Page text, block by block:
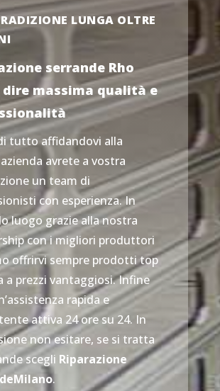
LUNGA OLTRE
serrande Rho
massima qualità e
tutto affidandovi alla
avrete a vostra
un team di
con esperienza. In
luogo grazie alla nostra
con i migliori produttori
offrirvi sempre prodotti top
a prezzi vantaggiosi. Infine
rapida e
attiva 24 ore su 24. In
non esitare, se si tratta
scegli Riparazione
.